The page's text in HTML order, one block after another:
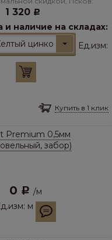
1 320 Р
и наличие на складах:
цинковый
Ед.изм:
Купить в 1 клик
Premium 0,5мм
забор)
0 Р /м
м